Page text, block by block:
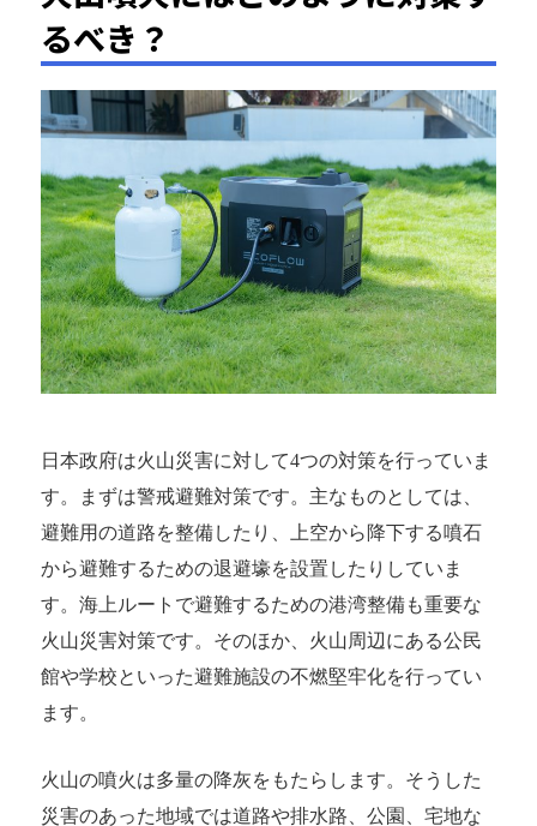
るべき？
日本政府は火山災害に対して4つの対策を行っていま
す。まずは警戒避難対策です。主なものとしては、
避難用の道路を整備したり、上空から降下する噴石
から避難するための退避壕を設置したりしていま
す。海上ルートで避難するための港湾整備も重要な
火山災害対策です。そのほか、火山周辺にある公民
館や学校といった避難施設の不燃堅牢化を行ってい
ます。
火山の噴火は多量の降灰をもたらします。そうした
災害のあった地域では道路や排水路、公園、宅地な